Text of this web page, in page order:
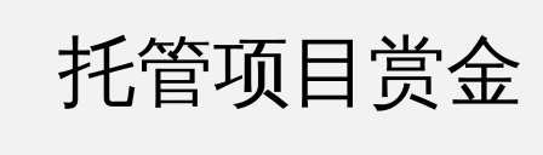
托管项目赏金